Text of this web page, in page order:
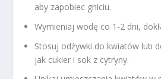
aby zapobiec gniciu.
Wymieniaj wodę co 1-2 dni,
Stosuj odżywki do kwiatów lub
jak cukier i sok z cytryny.